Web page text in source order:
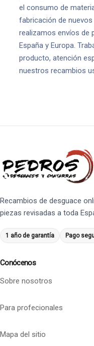
el consumo de
fabricación de
realizamos envíos de
España y Europa.
producto, atención
nuestros recambios
Recambios de desguace
piezas revisadas a toda
1 año de garantía Pago
Conócenos
Sobre nosotros
Para profecionales
Mapa del sitio